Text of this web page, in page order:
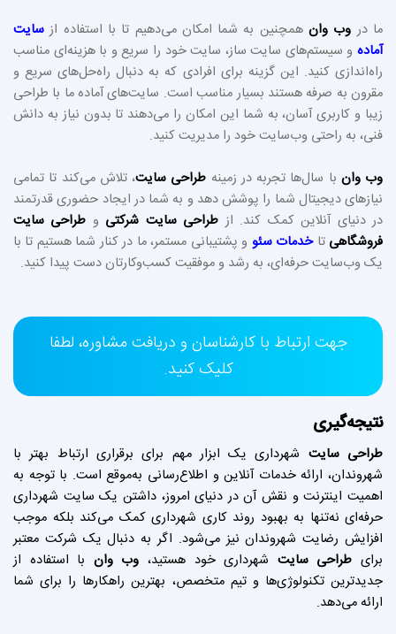
ما در وب وانهمچنین به شما امکان می‌دهیم تا با استفاده از سایت‌
آماده و سیستم‌های سایت‌ ساز، سایت خود را سریع و با هزینه‌ای مناسب
راه‌اندازی کنید. این گزینه برای افرادی که به دنبال راه‌حل‌های سریع و
مقرون به صرفه هستند بسیار مناسب است. سایت‌های آماده ما با طراحی
زیبا و کاربری آسان، به شما این امکان را می‌دهند تا بدون نیاز به دانش
فنی، به راحتی وب‌سایت خود را مدیریت کنید.
وب وان با سال‌ها تجربه در زمینه طراحی سایت، تلاش می‌کند تا تمامی
نیازهای دیجیتال شما را پوشش دهد و به شما در ایجاد حضوری قدرتمند
در دنیای آنلاین کمک کند. از طراحی سایت شرکتی و طراحی سایت
فروشگاهی تاخدمات سئو و پشتیبانی مستمر، ما در کنار شما هستیم تا با
یک وب‌سایت حرفه‌ای، به رشد و موفقیت کسب‌وکارتان دست پیدا کنید.
جهت ارتباط با کارشناسان و دریافت مشاوره، لطفا
کلیک کنید.
نتیجه‌گیری
طراحی سایت شهرداری یک ابزار مهم برای برقراری ارتباط بهتر با
شهروندان، ارائه خدمات آنلاین و اطلاع‌رسانی به‌موقع است. با توجه به
اهمیت اینترنت و نقش آن در دنیای امروز، داشتن یک سایت شهرداری
حرفه‌ای نه‌تنها به بهبود روند کاری شهرداری کمک می‌کند بلکه موجب
افزایش رضایت شهروندان نیز می‌شود. اگر به دنبال یک شرکت معتبر
برای طراحی سایت شهرداری خود هستید، وب وان با استفاده از
جدیدترین تکنولوژی‌ها و تیم متخصص، بهترین راهکارها را برای شما
ارائه می‌دهد.